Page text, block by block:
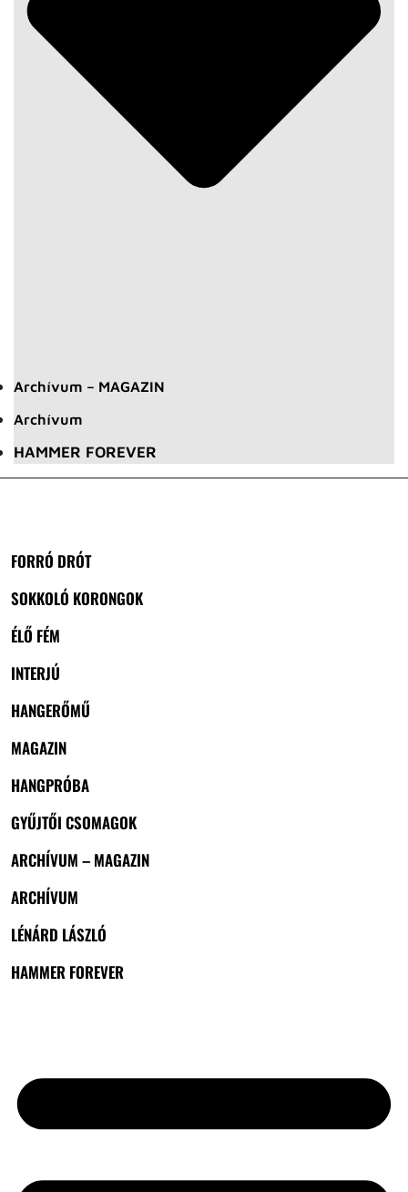
Archívum – MAGAZIN
Archívum
HAMMER FOREVER
FORRÓ DRÓT
SOKKOLÓ KORONGOK
ÉLŐ FÉM
INTERJÚ
HANGERŐMŰ
MAGAZIN
HANGPRÓBA
GYŰJTŐI CSOMAGOK
ARCHÍVUM – MAGAZIN
ARCHÍVUM
LÉNÁRD LÁSZLÓ
HAMMER FOREVER